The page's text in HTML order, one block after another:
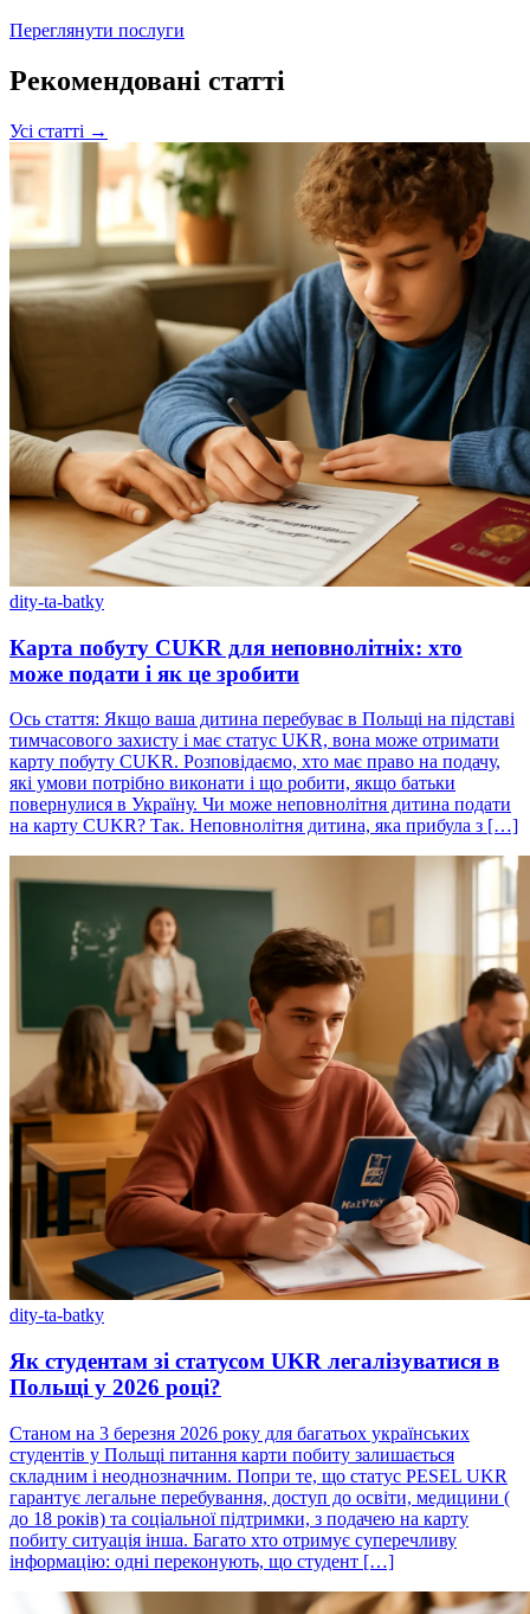
Переглянути послуги
Рекомендовані статті
Усі статті →
dity-ta-batky
Карта побуту CUKR для неповнолітніх: хто
може подати і як це зробити
Ось стаття: Якщо ваша дитина перебуває в Польщі на підставі
тимчасового захисту і має статус UKR, вона може отримати
карту побуту CUKR. Розповідаємо, хто має право на подачу,
які умови потрібно виконати і що робити, якщо батьки
повернулися в Україну. Чи може неповнолітня дитина подати
на карту CUKR? Так. Неповнолітня дитина, яка прибула з […]
dity-ta-batky
Як студентам зі статусом UKR легалізуватися в
Польщі у 2026 році?
Станом на 3 березня 2026 року для багатьох українських
студентів у Польщі питання карти побиту залишається
складним і неоднозначним. Попри те, що статус PESEL UKR
гарантує легальне перебування, доступ до освіти, медицини (
до 18 років) та соціальної підтримки, з подачею на карту
побиту ситуація інша. Багато хто отримує суперечливу
інформацію: одні переконують, що студент […]